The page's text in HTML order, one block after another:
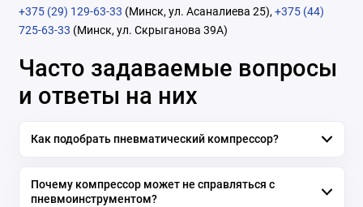
+375 (29) 129-63-33 (Минск, ул. Асаналиева 25), +375 (44)
725-63-33 (Минск, ул. Скрыганова 39А)
Часто задаваемые вопросы
и ответы на них
Как подобрать пневматический компрессор?
Почему компрессор может не справляться с
пневмоинструментом?